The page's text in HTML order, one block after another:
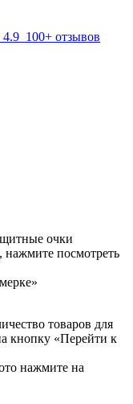
4.9 100+ отзывов
очки
посмотреть
товаров для
кнопку «Перейти к
нажмите на